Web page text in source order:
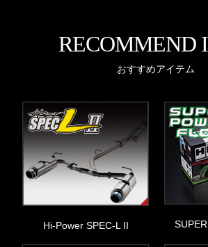
RECOMMEND
おすすめアイテム
Hi-Power SPEC-L II